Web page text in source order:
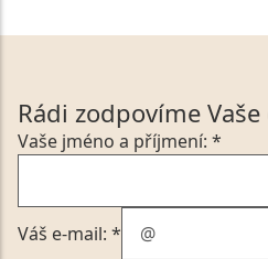
Rádi zodpovíme
Vaše jméno a příjmení: *
Váš e-mail: *